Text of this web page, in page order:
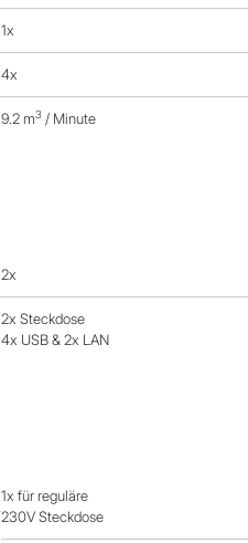
1x
4x
9.2 m3 / Minute
2x
2x Steckdose
4x USB & 2x LAN
1x für reguläre
230V Steckdose